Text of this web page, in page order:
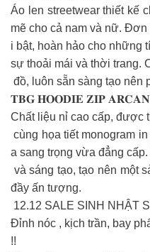
Áo len streetwear thiết kế
mẽ cho cả nam và nữ.
i bật, hoàn hảo cho những
sự thoải mái và thời trang.
đồ, luôn sẵn sàng tạo nên
𝐓𝐁𝐆 𝐇𝐎𝐎𝐃𝐈𝐄 𝐙𝐈𝐏
Chất liệu nỉ cao cấp, được
cùng họa tiết monogram
a sang trọng vừa đẳng
và sáng tạo, tạo nên một
đầy ấn tượng.
12.12 SALE SINH NHẬT
Đỉnh nóc , kịch trần, bay
!!